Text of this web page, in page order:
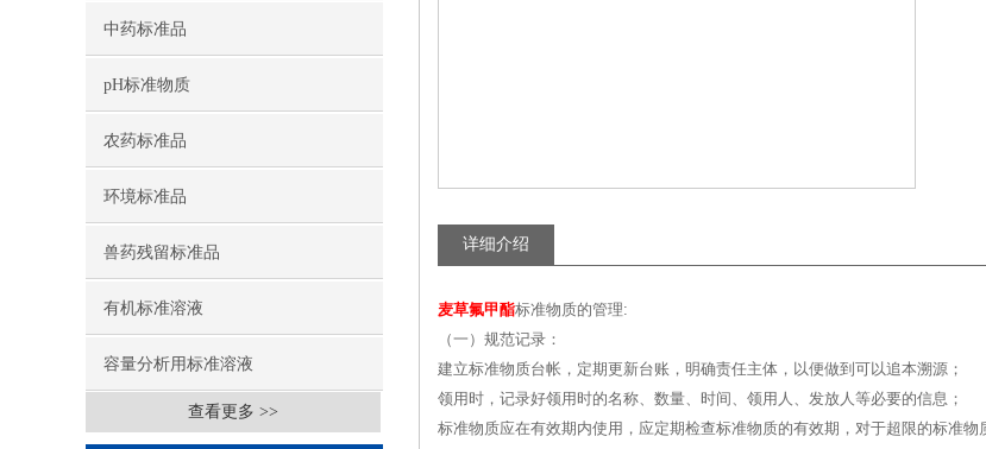
中药标准品
pH标准物质
农药标准品
环境标准品
兽药残留标准品
有机标准溶液
容量分析用标准溶液
查看更多 >>
详细介绍
麦草氟甲酯标准物质的管理:
（一）规范记录：
建立标准物质台帐，定期更新台账，明确责任主体，以便做到可以追本溯源；
领用时，记录好领用时的名称、数量、时间、领用人、发放人等必要的信息；
标准物质应在有效期内使用，应定期检查标准物质的有效期，对于超限的标准物